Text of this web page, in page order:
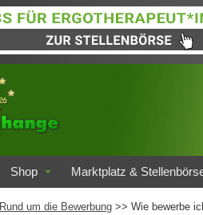
Shop Marktplatz &
Rund um die Bewerbung >> Wie bewerbe